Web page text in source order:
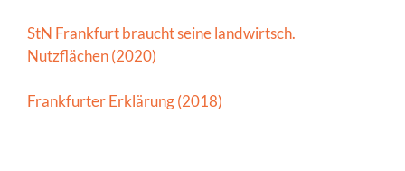
StN Frankfurt braucht seine landwirtsch.
Nutzflächen (2020)
Frankfurter Erklärung (2018)